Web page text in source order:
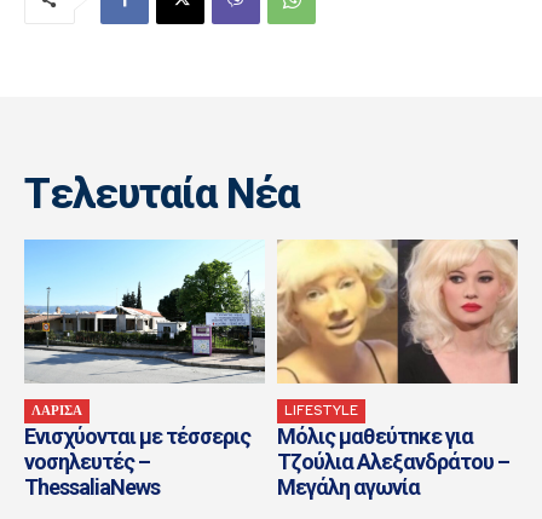
Tελευταία Nέα
ΛΑΡΙΣΑ
Ενισχύονται με τέσσερις
νοσηλευτές –
ThessaliaNews
LIFESTYLE
Μόλις μαθεύτnκε για
Τζούλια Αλεξανδράτου –
Μεγάλη αγωνία